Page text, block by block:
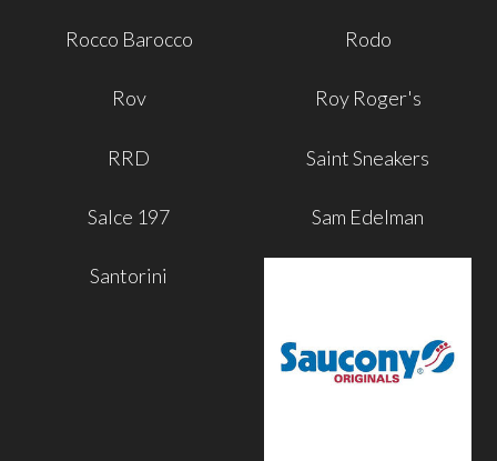
Rocco Barocco Rodo
Rov Roy Roger's
RRD Saint Sneakers
Salce 197 Sam Edelman
Santorini